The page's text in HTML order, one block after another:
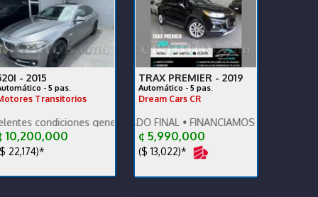
Financiamiento disponible.
- 2015
- 5 pas.
Transitorios
generales. Vehículo nacional.
10,200,000
22,174)*
TRAX PREMIER - 2019
Automático - 5 pas.
Dream Cars CR
DESCONTADO FINAL • FINANCIAMOS • RECIBIMOS • DAMOS
¢ 5,990,000
($ 13,022)*